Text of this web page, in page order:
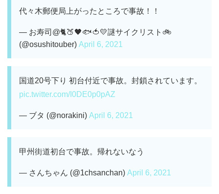
代々木郵便局上がったところで事故！！
— お寿司@🐈🍑🖤🐟🍅💛謎サイクリスト🚲
(@osushitouber) April 6, 2021
国道20号下り 初台付近で事故。封鎖されています。
pic.twitter.com/I0DE0p0pAZ
— ブタ (@norakini) April 6, 2021
甲州街道初台で事故。帰れないなう
— さんちゃん (@1chsanchan) April 6, 2021